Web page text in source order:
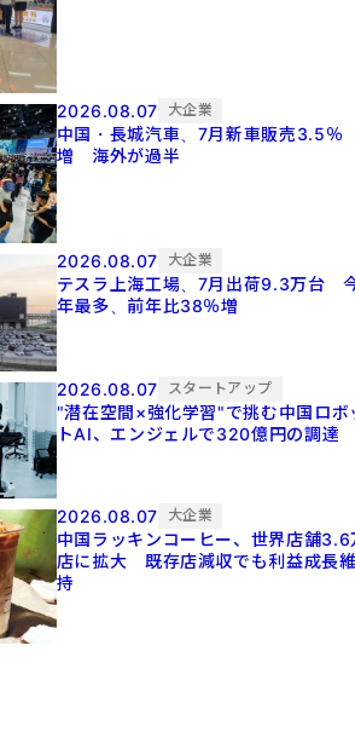
2026.08.07 大企業
中国・長城汽車、7月新車販売3.5％
増 海外が過半
2026.08.07 大企業
テスラ上海工場、7月出荷9.3万台
年最多、前年比38％増
2026.08.07 スタートアップ
"潜在空間×強化学習"で挑む中国ロボ
トAI、エンジェルで320億円の調達
2026.08.07 大企業
中国ラッキンコーヒー、世界店舗3.6
店に拡大 既存店減収でも利益成長
持